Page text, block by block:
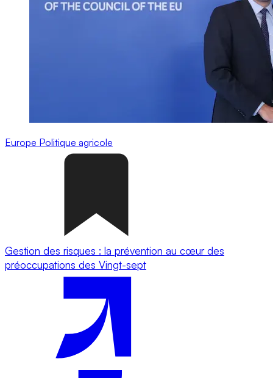
Europe Politique agricole
Gestion des risques : la prévention au cœur des
préoccupations des Vingt-sept